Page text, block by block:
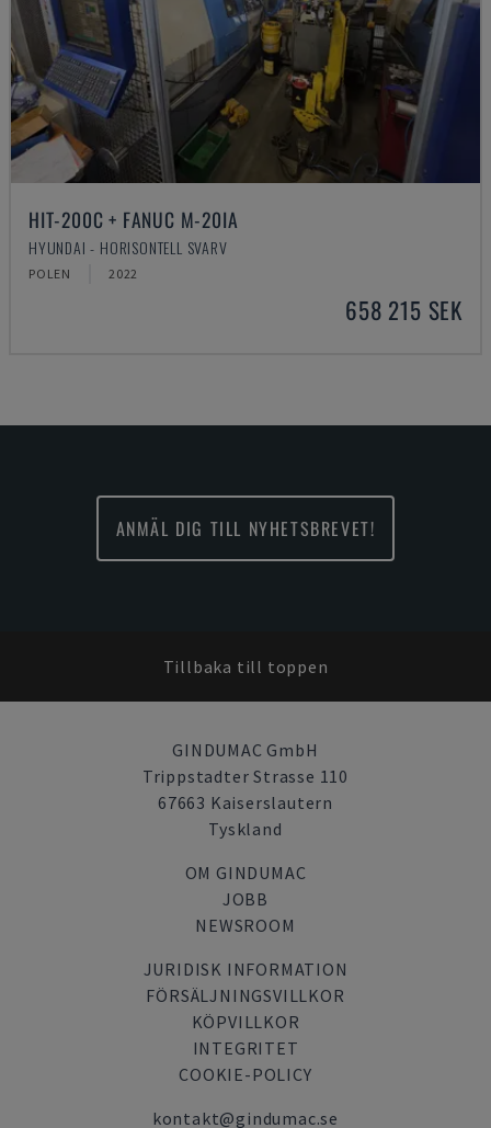
HIT-200C + FANUC M-20IA
HYUNDAI - HORISONTELL SVARV
POLEN 2022
658 215 SEK
ANMÄL DIG TILL NYHETSBREVET!
Tillbaka till toppen
GINDUMAC GmbH
Trippstadter Strasse 110
67663 Kaiserslautern
Tyskland
OM GINDUMAC
JOBB
NEWSROOM
JURIDISK INFORMATION
FÖRSÄLJNINGSVILLKOR
KÖPVILLKOR
INTEGRITET
COOKIE-POLICY
kontakt@gindumac.se